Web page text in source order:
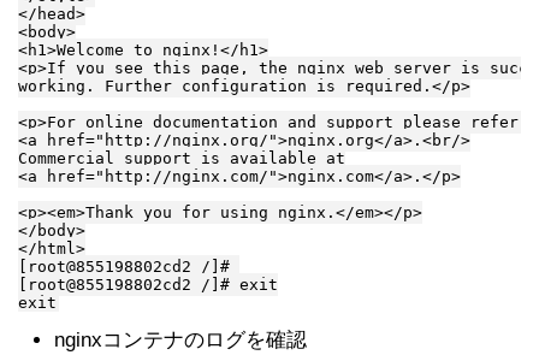
</head>
<body>
<h1>Welcome to nginx!</h1>
<p>If you see this page, the nginx web server is
working. Further configuration is required.</p>
<p>For online documentation and support please refer
<a href="http://nginx.org/">nginx.org</a>.<br/>
Commercial support is available at
<a href="http://nginx.com/">nginx.com</a>.</p>
<p><em>Thank you for using nginx.</em></p>
</body>
</html>
[root@855198802cd2 /]#
[root@855198802cd2 /]# exit
nginxコンテナのログを確認